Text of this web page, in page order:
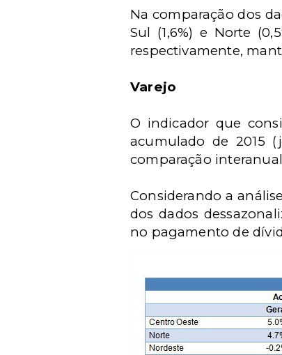
Na comparação dos
Sul (1,6%) e Norte
respectivamente,
Varejo
O indicador que
acumulado de 2015
comparação
Considerando a
dos dados
no pagamento de